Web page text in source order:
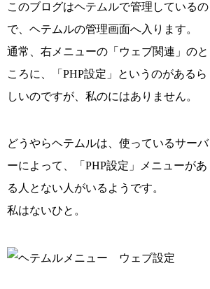
このブログはヘテムルで管理しているの
で、ヘテムルの管理画面へ入ります。
通常、右メニューの「ウェブ関連」のと
ころに、「PHP設定」というのがあるら
しいのですが、私のにはありません。
どうやらヘテムルは、使っているサーバ
ーによって、「PHP設定」メニューがあ
る人とない人がいるようです。
私はないひと。